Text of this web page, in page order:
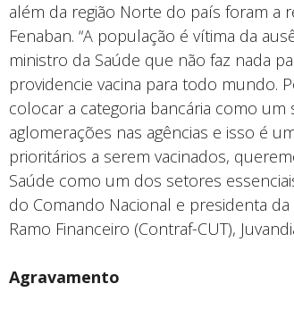
além da região Norte do país foram a
Fenaban. “A população é vítima da
ministro da Saúde que não faz nada
providencie vacina para todo mundo.
colocar a categoria bancária como
aglomerações nas agências e isso é
prioritários a serem vacinados,
Saúde como um dos setores
do Comando Nacional e presidenta
Ramo Financeiro (Contraf-CUT),
Agravamento